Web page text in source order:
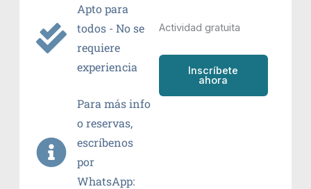
Apto para
todos - No se
requiere
experiencia
Para más info
o reservas,
escríbenos
por
WhatsApp:
Actividad gratuita
Inscríbete
ahora